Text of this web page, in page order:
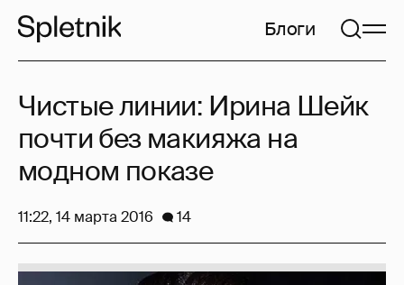
Блоги
Чистые линии: Ирина Шейк
почти без макияжа на
модном показе
11:22, 14 марта 2016 14